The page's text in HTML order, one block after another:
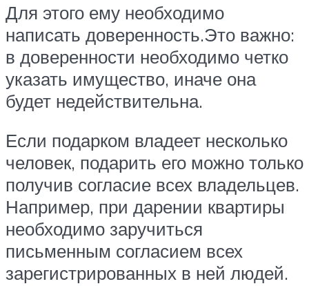
Для этого ему необходимо
написать доверенность.Это важно:
в доверенности необходимо четко
указать имущество, иначе она
будет недействительна.
Если подарком владеет несколько
человек, подарить его можно только
получив согласие всех владельцев.
Например, при дарении квартиры
необходимо заручиться
письменным согласием всех
зарегистрированных в ней людей.